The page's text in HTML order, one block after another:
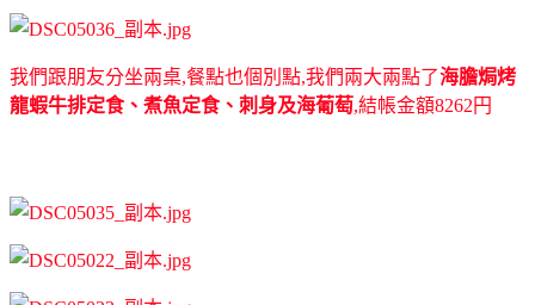
我們跟朋友分坐兩桌,餐點也個別點,我們兩大兩點了海膽焗烤
龍蝦牛排定食、煮魚定食、刺身及海葡萄,結帳金額8262円